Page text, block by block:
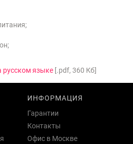
русском языке [.pdf, 360 Кб]
ИНФОРМАЦИЯ
Гарантии
Контакты
Офис в Москве